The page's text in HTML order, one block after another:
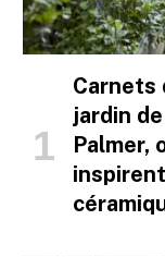
Carnets
jardin
Palmer,